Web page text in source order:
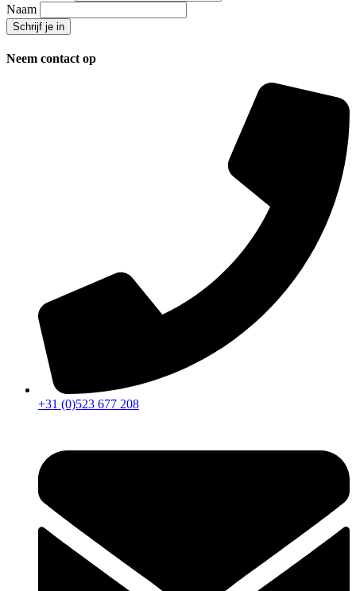
Naam
Neem contact op
+31 (0)523 677 208